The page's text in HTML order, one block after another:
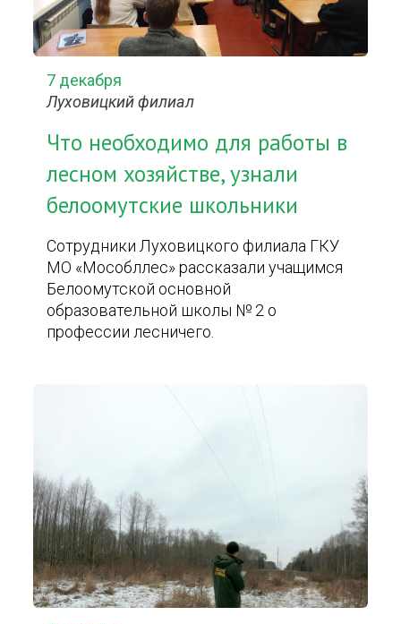
7 декабря
Луховицкий филиал
Что необходимо для работы в
лесном хозяйстве, узнали
белоомутские школьники
Сотрудники Луховицкого филиала ГКУ
МО «Мособллес» рассказали учащимся
Белоомутской основной
образовательной школы № 2 о
профессии лесничего.